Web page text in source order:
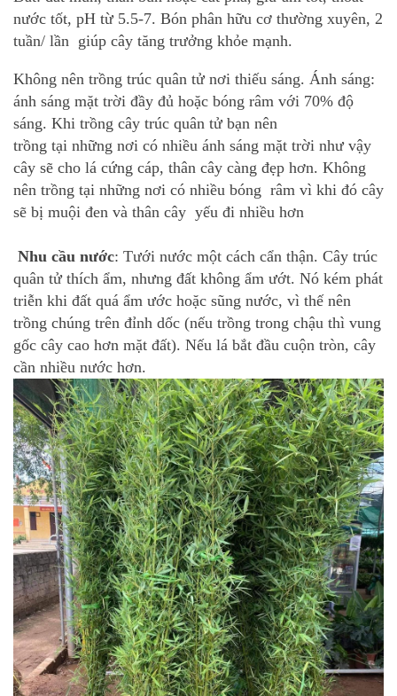
nước tốt, pH từ 5.5-7. Bón phân hữu cơ thường xuyên, 2
tuần/ lần giúp cây tăng trưởng khỏe mạnh.
Không nên trồng trúc quân tử nơi thiếu sáng. Ánh sáng:
ánh sáng mặt trời đầy đủ hoặc bóng râm với 70% độ
sáng. Khi trồng cây trúc quân tử bạn nên
trồng tại những nơi có nhiều ánh sáng mặt trời như vậy
cây sẽ cho lá cứng cáp, thân cây càng đẹp hơn. Không
nên trồng tại những nơi có nhiều bóng râm vì khi đó cây
sẽ bị muội đen và thân cây yếu đi nhiều hơn
Nhu cầu nước: Tưới nước một cách cẩn thận. Cây trúc
quân tử thích ẩm, nhưng đất không ẩm ướt. Nó kém phát
triễn khi đất quá ẩm ước hoặc sũng nước, vì thế nên
trồng chúng trên đỉnh dốc (nếu trồng trong chậu thì vung
gốc cây cao hơn mặt đất). Nếu lá bắt đầu cuộn tròn, cây
cần nhiều nước hơn.